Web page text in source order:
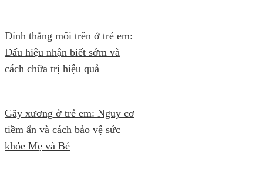
Dính thắng môi trên ở trẻ em:
Dấu hiệu nhận biết sớm và
cách chữa trị hiệu quả
Gãy xương ở trẻ em: Nguy cơ
tiềm ẩn và cách bảo vệ sức
khỏe Mẹ và Bé